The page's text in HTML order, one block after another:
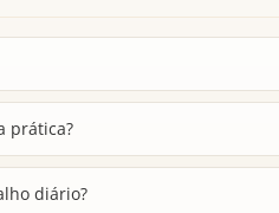
prática?
diário?